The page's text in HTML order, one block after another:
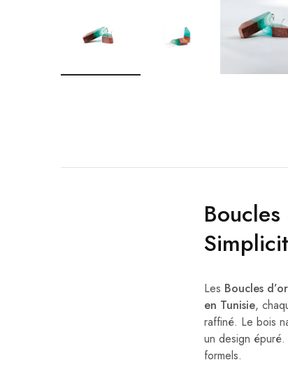
Les Boucles
en Tunisie,
raffiné. Le bois
un design épuré.
formels.